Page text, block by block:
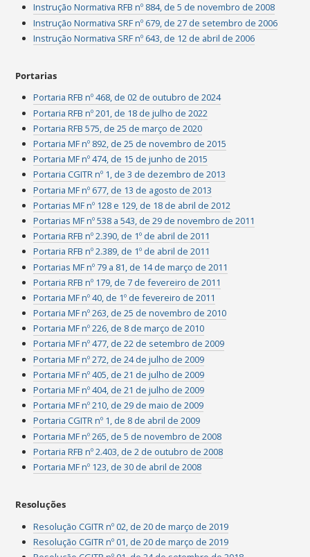
Instrução Normativa RFB nº 884, de 5 de novembro de 2008
Instrução Normativa SRF nº 679, de 27 de setembro de 2006
Instrução Normativa SRF nº 643, de 12 de abril de 2006
Portarias
Portaria RFB nº 468, de 02 de outubro de 2024
Portaria RFB nº 201, de 18 de julho de 2022
Portaria RFB 575, de 25 de março de 2020
Portaria MF nº 892, de 25 de novembro de 2015
Portaria MF nº 474, de 15 de junho de 2015
Portaria CGITR nº 1, de 3 de dezembro de 2013
Portaria MF nº 677, de 13 de agosto de 2013
Portarias MF nº 128 e 129, de 18 de abril de 2012
Portarias MF nº 538 a 543, de 29 de novembro de 2011
Portaria RFB nº 2.390, de 1º de abril de 2011
Portaria RFB nº 2.389, de 1º de abril de 2011
Portarias MF nº 79 a 81, de 14 de março de 2011
Portaria RFB nº 179, de 7 de fevereiro de 2011
Portaria MF nº 40, de 1º de fevereiro de 2011
Portaria MF nº 263, de 25 de novembro de 2010
Portaria MF nº 226, de 8 de março de 2010
Portaria MF nº 477, de 22 de setembro de 2009
Portaria MF nº 272, de 24 de julho de 2009
Portaria MF nº 405, de 21 de julho de 2009
Portaria MF nº 404, de 21 de julho de 2009
Portaria MF nº 210, de 29 de maio de 2009
Portaria CGITR nº 1, de 8 de abril de 2009
Portaria MF nº 265, de 5 de novembro de 2008
Portaria RFB nº 2.403, de 2 de outubro de 2008
Portaria MF nº 123, de 30 de abril de 2008
Resoluções
Resolução CGITR nº 02, de 20 de março de 2019
Resolução CGITR nº 01, de 20 de março de 2019